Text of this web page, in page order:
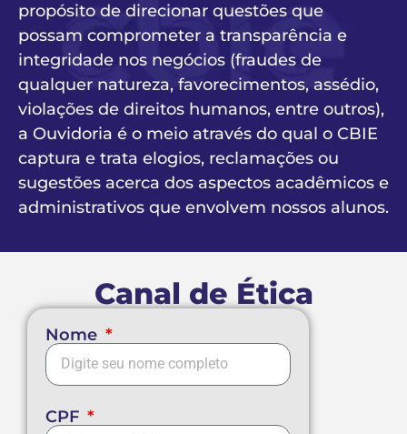
propósito de direcionar questões que
possam comprometer a transparência e
integridade nos negócios (fraudes de
qualquer natureza, favorecimentos, assédio,
violações de direitos humanos, entre outros),
a Ouvidoria é o meio através do qual o CBIE
captura e trata elogios, reclamações ou
sugestões acerca dos aspectos acadêmicos e
administrativos que envolvem nossos alunos.
Canal de Ética
Nome
CPF